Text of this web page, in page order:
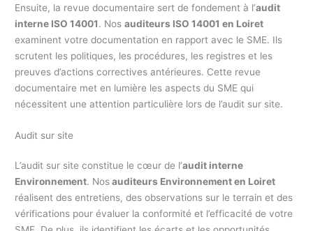
Ensuite, la revue documentaire sert de fondement à l’audit
interne ISO 14001. Nosauditeurs ISO 14001 en Loiret
examinent votre documentation en rapport avec le SME. Ils
scrutent les politiques, les procédures, les registres et les
preuves d’actions correctives antérieures. Cette revue
documentaire met en lumière les aspects du SME qui
nécessitent une attention particulière lors de l’audit sur site.
Audit sur site
L’audit sur site constitue le cœur de l’audit interne
Environnement. Nosauditeurs Environnement en Loiret
réalisent des entretiens, des observations sur le terrain et des
vérifications pour évaluer la conformité et l’efficacité de votre